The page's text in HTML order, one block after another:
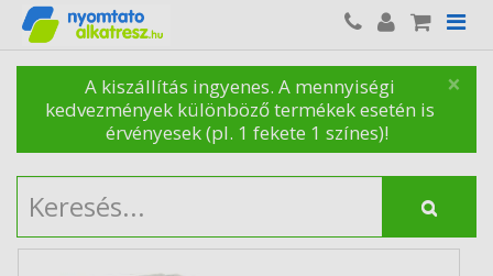
×
A kiszállítás ingyenes. A mennyiségi
kedvezmények különböző termékek esetén is
érvényesek (pl. 1 fekete 1 színes)!